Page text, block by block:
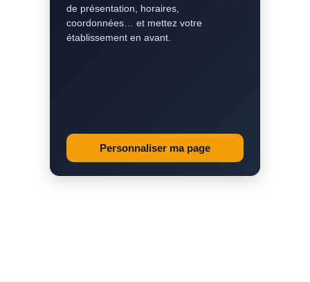
de présentation, horaires,
coordonnées… et mettez votre
établissement en avant.
Personnaliser ma page